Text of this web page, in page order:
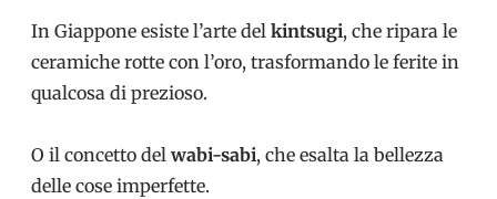
In Giappone esiste l’arte del kintsugi, che ripara le
ceramiche rotte con l’oro, trasformando le ferite in
qualcosa di prezioso.
O il concetto del wabi-sabi, che esalta la bellezza
delle cose imperfette.